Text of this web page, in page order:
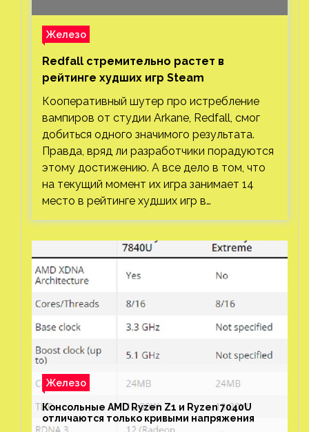
Железо
Redfall стремительно растет в
рейтинге худших игр Steam
Кооперативный шутер про истребление
вампиров от студии Arkane, Redfall, смог
добиться одного значимого результата.
Правда, вряд ли разработчики порадуются
этому достижению. А все дело в том, что
на текущий момент их игра занимает 14
место в рейтинге худших игр в…
Железо
Консольные AMD Ryzen Z1 и Ryzen 7040U
отличаются только кривыми напряжения